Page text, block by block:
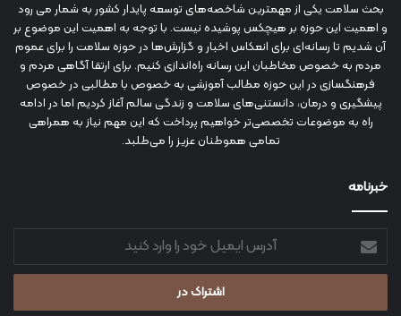
بحث سلامت یکی از مهمترین شاخصه‌های توسعه پایدار کشور به شمار می رود
و اهمیت این حوزه بر هیچکس پوشیده نیست. با توجه به اهمیت این موضوع بر
آن شدیم تا رسانه‌ای برای انعکاس اخبار و گزارش‌ها در حوزه سلامت را برای عموم
مردم به خصوص مخاطبان این رسانه راه‌اندازی کنیم. برای ارتقا آگاهی مردم و
فرهنگسازی در این حوزه مطالب آموزشی به خصوص با مطالبی در خصوص
پیشگیری و درمان، دانستنی‌های سلامت و زندگی سالم آغاز کردیم اما در ادامه
راه به موضوعات تخصصی‌تر خواهیم پرداخت که این مهم نیاز به همراهی
تمامی هموطنان عزیز را می‌طلبد.
خبرنامه
آدرس
ایمیل
خود